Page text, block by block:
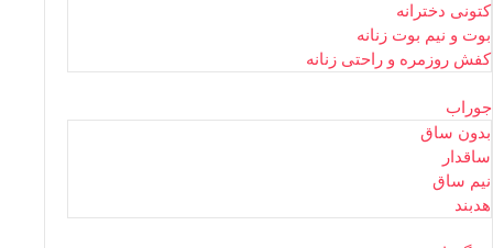
کتونی دخترانه
بوت و نیم بوت زنانه
کفش روزمره و راحتی زنانه
جوراب
بدون ساق
ساقدار
نیم ساق
هدبند